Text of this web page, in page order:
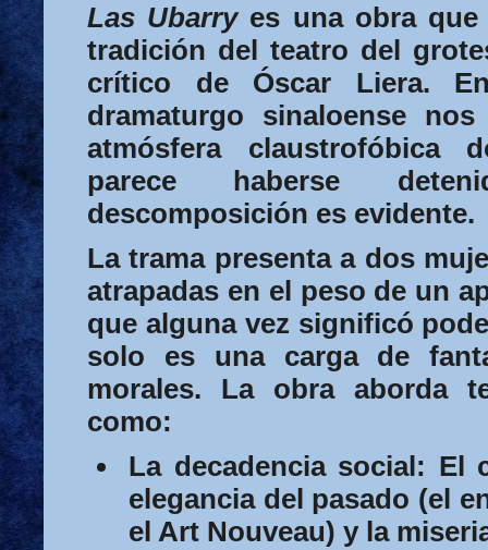
Las Ubarryes una obra que
tradición del teatro del
crítico de Óscar Liera.
dramaturgo sinaloense
atmósfera claustrofóbica
parece haberse
descomposición es evidente.
La trama presenta a dos
atrapadas en el peso de un
que alguna vez significó
solo es una carga de
morales. La obra aborda
como:
La decadencia social: El
elegancia del pasado (el
el Art Nouveau) y la